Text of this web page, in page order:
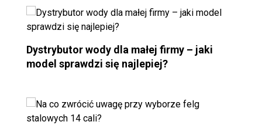
Dystrybutor wody dla małej firmy – jaki
model sprawdzi się najlepiej?